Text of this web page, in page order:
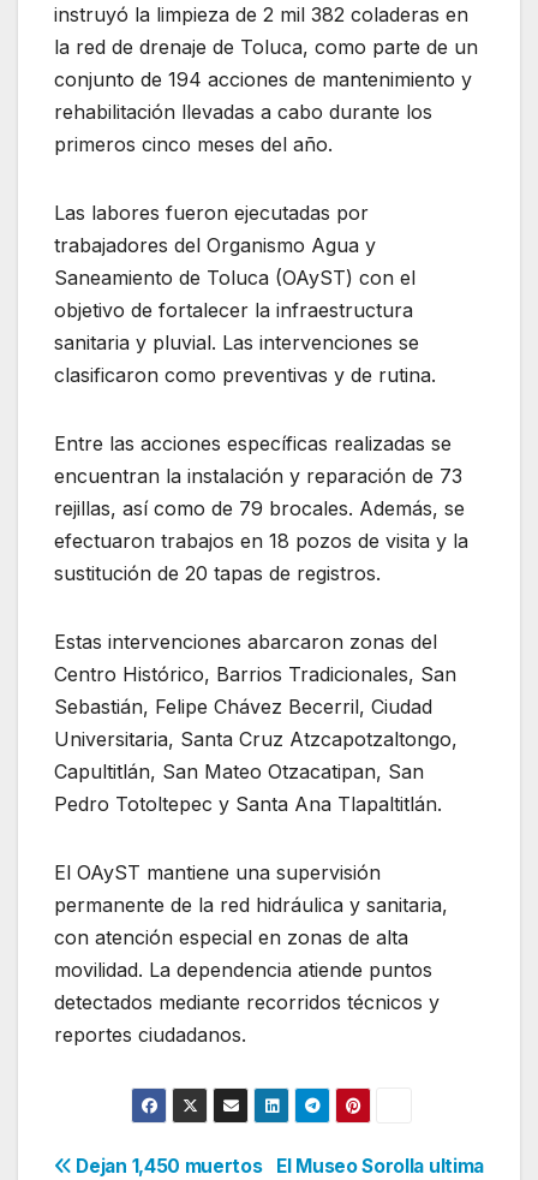
instruyó la limpieza de 2 mil 382 coladeras en
la red de drenaje de Toluca, como parte de un
conjunto de 194 acciones de mantenimiento y
rehabilitación llevadas a cabo durante los
primeros cinco meses del año.
Las labores fueron ejecutadas por
trabajadores del Organismo Agua y
Saneamiento de Toluca (OAyST) con el
objetivo de fortalecer la infraestructura
sanitaria y pluvial. Las intervenciones se
clasificaron como preventivas y de rutina.
Entre las acciones específicas realizadas se
encuentran la instalación y reparación de 73
rejillas, así como de 79 brocales. Además, se
efectuaron trabajos en 18 pozos de visita y la
sustitución de 20 tapas de registros.
Estas intervenciones abarcaron zonas del
Centro Histórico, Barrios Tradicionales, San
Sebastián, Felipe Chávez Becerril, Ciudad
Universitaria, Santa Cruz Atzcapotzaltongo,
Capultitlán, San Mateo Otzacatipan, San
Pedro Totoltepec y Santa Ana Tlapaltitlán.
El OAyST mantiene una supervisión
permanente de la red hidráulica y sanitaria,
con atención especial en zonas de alta
movilidad. La dependencia atiende puntos
detectados mediante recorridos técnicos y
reportes ciudadanos.
El Museo Sorolla ultima
Dejan 1,450 muertos